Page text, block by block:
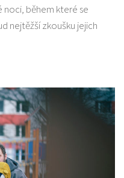
během které se
nejtěžší zkoušku jejich